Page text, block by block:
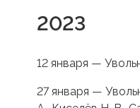
2023
12 января —
27 января —